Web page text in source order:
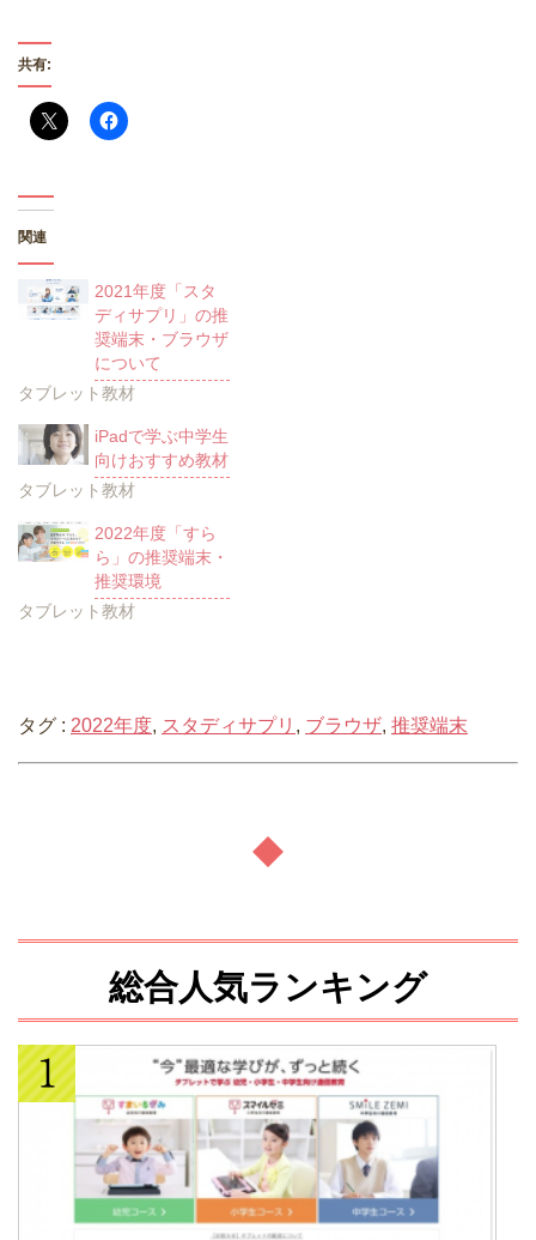
共有:
関連
2021年度「スタ
ディサプリ」の推
奨端末・ブラウザ
について
タブレット教材
iPadで学ぶ中学生
向けおすすめ教材
タブレット教材
2022年度「すら
ら」の推奨端末・
推奨環境
タブレット教材
タグ : 2022年度, スタディサプリ , ブラウザ, 推奨端末
総合人気ランキング